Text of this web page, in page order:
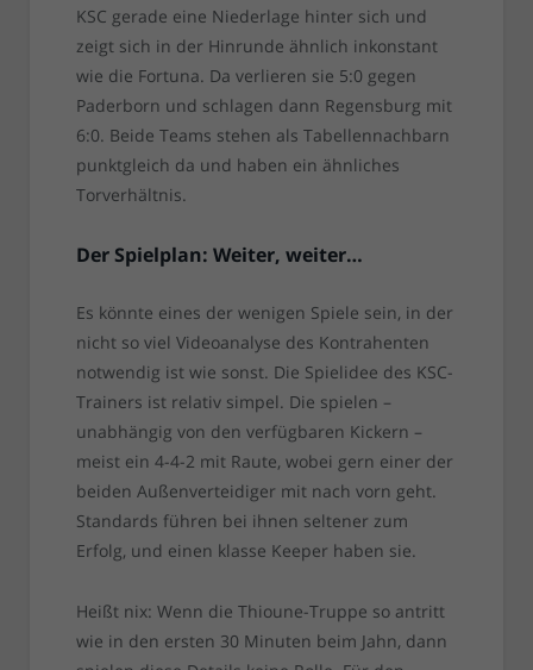
KSC gerade eine Niederlage hinter sich und
zeigt sich in der Hinrunde ähnlich inkonstant
wie die Fortuna. Da verlieren sie 5:0 gegen
Paderborn und schlagen dann Regensburg mit
6:0. Beide Teams stehen als Tabellennachbarn
punktgleich da und haben ein ähnliches
Torverhältnis.
Der Spielplan: Weiter, weiter…
Es könnte eines der wenigen Spiele sein, in der
nicht so viel Videoanalyse des Kontrahenten
notwendig ist wie sonst. Die Spielidee des KSC-
Trainers ist relativ simpel. Die spielen –
unabhängig von den verfügbaren Kickern –
meist ein 4-4-2 mit Raute, wobei gern einer der
beiden Außenverteidiger mit nach vorn geht.
Standards führen bei ihnen seltener zum
Erfolg, und einen klasse Keeper haben sie.
Heißt nix: Wenn die Thioune-Truppe so antritt
wie in den ersten 30 Minuten beim Jahn, dann